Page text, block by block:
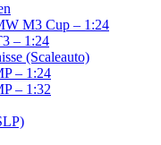
M3 Cup – 1:24
– 1:24
(Scaleauto)
– 1:24
– 1:32